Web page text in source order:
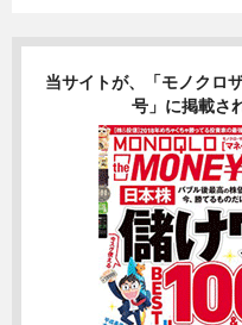
当サイトが、「モノクロ
号」に掲載さ